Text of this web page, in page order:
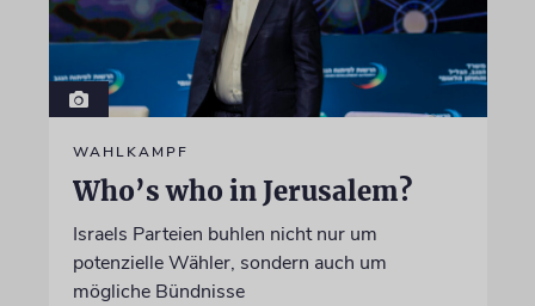
WAHLKAMPF
Who’s who in Jerusalem?
Israels Parteien buhlen nicht nur um
potenzielle Wähler, sondern auch um
mögliche Bündnisse